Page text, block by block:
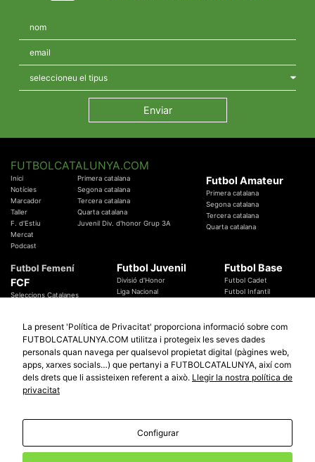
FUTBOLCATALUNYA.COM
Inici
Notícies
Marcador
Taller
F. d'Estiu
Mercat
Podcast
Primera catalana
Segona catalana
Tercera catalana
Quarta catalana
Juvenil Div. d'honor Grup 3A
Futbol Amateur
Primera catalana
Segona catalana
Tercera catalana
Quarta catalana
Futbol Femení
FCF
Seleccions Catalanes
Temes Federatius
Futbol Juvenil
Divisió d'Honor
Liga Nacional
Futbol Base
Futbol Cadet
Futbol Infantil
Futbol Catalunya
Promocions
Sortejos
Participació
Especials
Copa Catalunya Absoluta 2019
Copa del Rei 2019 - 2020
© 2010 - 2026FutbolCatalunya.com
La present 'Política de Privacitat' proporciona informació sobre com
FUTBOLCATALUNYA.COM utilitza i protegeix les seves dades
personals quan navega per qualsevol propietat digital (pàgines web,
apps, xarxes socials…) que pertanyi a FUTBOLCATALUNYA, així com
dels drets que li assisteixen referent a això. Llegir la nostra política de
privacitat
Configurar